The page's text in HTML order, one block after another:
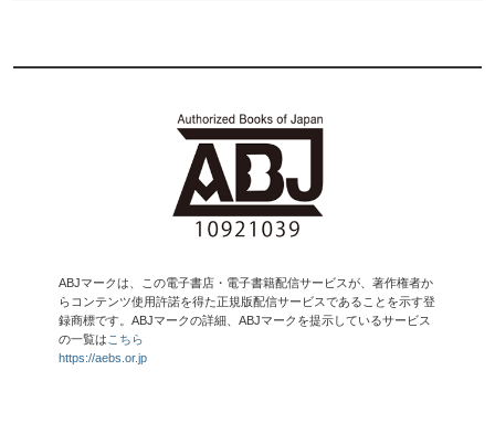
ABJマークは、この電子書店・電子書籍配信サービスが、著作権者か
らコンテンツ使用許諾を得た正規版配信サービスであることを示す登
録商標です。ABJマークの詳細、ABJマークを提示しているサービス
の一覧は こちら
https://aebs.or.jp